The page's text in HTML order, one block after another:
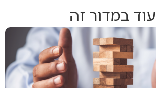
עוד במדור זה